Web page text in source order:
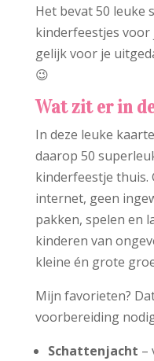
Het bevat 50 leuke
kinderfeestjes voor
gelijk voor je
😉
Wat zit er in
In deze leuke
daarop 50
kinderfeestje thuis.
internet, geen
pakken, spelen en
kinderen van
kleine én grote
Mijn favorieten?
voorbereiding
Schattenjacht –